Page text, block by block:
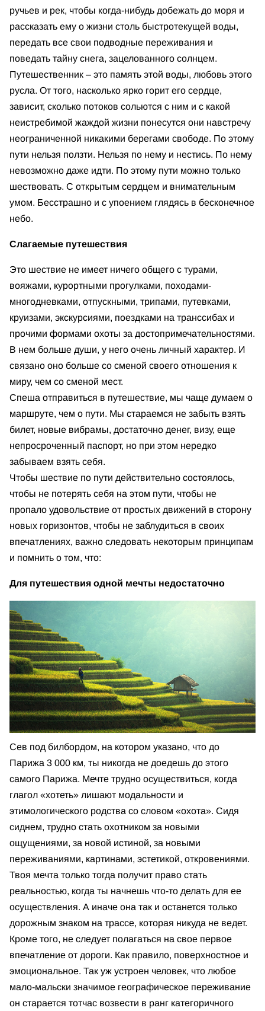
ручьев и рек, чтобы когда-нибудь добежать до моря и
рассказать ему о жизни столь быстротекущей воды,
передать все свои подводные переживания и
поведать тайну снега, зацелованного солнцем.
Путешественник – это память этой воды, любовь этого
русла. От того, насколько ярко горит его сердце,
зависит, сколько потоков сольются с ним и с какой
неистребимой жаждой жизни понесутся они навстречу
неограниченной никакими берегами свободе. По этому
пути нельзя ползти. Нельзя по нему и нестись. По нему
невозможно даже идти. По этому пути можно только
шествовать. С открытым сердцем и внимательным
умом. Бесстрашно и с упоением глядясь в бесконечное
небо.
Слагаемые путешествия
Это шествие не имеет ничего общего с турами,
вояжами, курортными прогулками, походами-
многодневками, отпускными, трипами, путевками,
круизами, экскурсиями, поездками на транссибах и
прочими формами охоты за достопримечательностями.
В нем больше души, у него очень личный характер. И
связано оно больше со сменой своего отношения к
миру, чем со сменой мест.
Спеша отправиться в путешествие, мы чаще думаем о
маршруте, чем о пути. Мы стараемся не забыть взять
билет, новые вибрамы, достаточно денег, визу, еще
непросроченный паспорт, но при этом нередко
забываем взять себя.
Чтобы шествие по пути действительно состоялось,
чтобы не потерять себя на этом пути, чтобы не
пропало удовольствие от простых движений в сторону
новых горизонтов, чтобы не заблудиться в своих
впечатлениях, важно следовать некоторым принципам
и помнить о том, что:
Для путешествия одной мечты недостаточно
Сев под билбордом, на котором указано, что до
Парижа 3 000 км, ты никогда не доедешь до этого
самого Парижа. Мечте трудно осуществиться, когда
глагол «хотеть» лишают модальности и
этимологического родства со словом «охота». Сидя
сиднем, трудно стать охотником за новыми
ощущениями, за новой истиной, за новыми
переживаниями, картинами, эстетикой, откровениями.
Твоя мечта только тогда получит право стать
реальностью, когда ты начнешь что-то делать для ее
осуществления. А иначе она так и останется только
дорожным знаком на трассе, которая никуда не ведет.
Кроме того, не следует полагаться на свое первое
впечатление от дороги. Как правило, поверхностное и
эмоциональное. Так уж устроен человек, что любое
мало-мальски значимое географическое переживание
он старается тотчас возвести в ранг категоричного